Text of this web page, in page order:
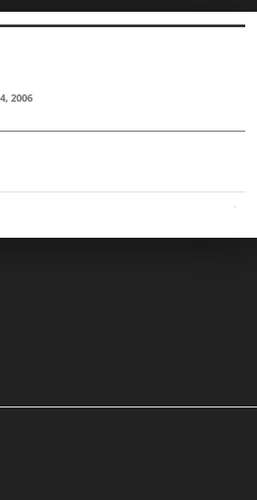
2006 케치북5
스케치북5
케치북5
스케치북5